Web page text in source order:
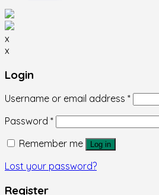
x
x
Login
Username or email address *
Password *
Remember me
Log in
Lost your password?
Register